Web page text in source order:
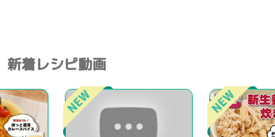
新着レシピ動画